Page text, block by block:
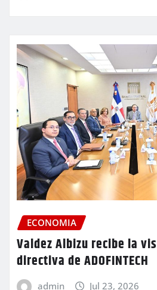
ECONOMIA
Valdez Albizu recibe la
directiva de ADOFINTECH
admin Jul 23, 2026